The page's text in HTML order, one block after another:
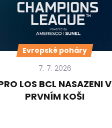
Evropské poháry
7. 7. 2026
LOS BCL NASAZENI V
PRVNÍM KOŠI